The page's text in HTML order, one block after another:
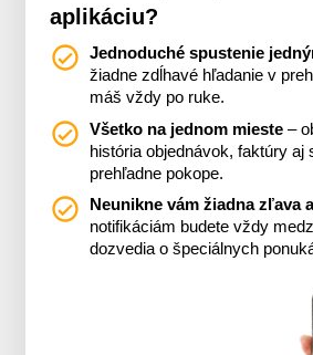
aplikáciu?
Jednoduché spustenie
žiadne zdĺhavé hľadanie v
máš vždy po ruke.
Všetko na jednom mieste –
história objednávok, faktúry aj
prehľadne pokope.
Neunikne vám žiadna zľava
notifikáciám budete vždy
dozvedia o špeciálnych